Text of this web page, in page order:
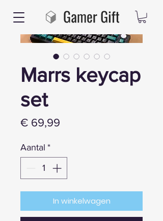
Marrs keycap
set
€ 69,99
Aantal *
In winkelwagen